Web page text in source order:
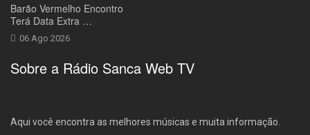
Barão Vermelho Encontro
Terá Data Extra …
06 Ago 2026
Sobre a Rádio Sanca Web TV
Aqui você encontra as melhores músicas e muita informação.